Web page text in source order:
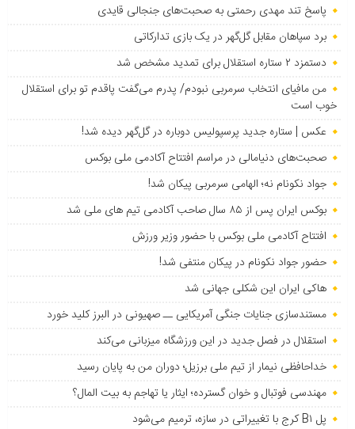
پاسخ تند مهدی رحمتی به صحبت‌های جنجالی قایدی
برد سپاهان مقابل گل‌گهر در یک بازی تدارکاتی
دستمزد ۲ ستاره استقلال برای تمدید مشخص شد
من مافیای انتخاب سرمربی نبودم/ پدرم می‌گفت پاقدم تو برای استقلال
خوب است
عکس | ستاره جدید پرسپولیس دوباره در گل‌گهر دیده شد!
صحبت‌های دنیامالی در مراسم افتتاح آکادمی ملی بوکس
جواد نکونام نه؛ الهامی سرمربی پیکان شد!
بوکس ایران پس از ۸۵ سال صاحب آکادمی تیم های ملی شد
افتتاح آکادمی ملی بوکس با حضور وزیر ورزش
حضور جواد نکونام در پیکان منتفی شد!
هاکی ایران این شکلی جهانی شد
مستندسازی جنایات جنگی آمریکایی ــ صهیونی در البرز کلید خورد
استقلال در فصل جدید در این ورزشگاه میزبانی می‌کند
خداحافظی نیمار از تیم ملی برزیل؛ دوران من به پایان رسید
مهندسی فوتبال و خوان گسترده؛ ایثار یا تهاجم به بیت المال؟
پل B۱ کرج با تغییراتی در سازه، ترمیم می‌شود